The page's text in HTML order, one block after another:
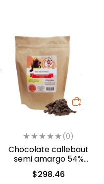
(0)
Chocolate callebaut
semi amargo 54%
cacao (40-803)
$298.46